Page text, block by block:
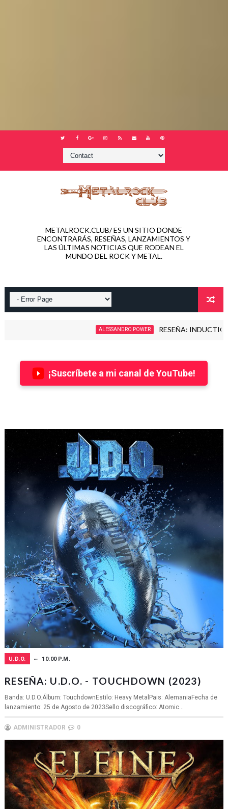
METALROCK.CLUB/ ES UN SITIO DONDE
ENCONTRARÁS, RESEÑAS, LANZAMIENTOS Y
LAS ÚLTIMAS NOTICIAS QUE RODEAN EL
MUNDO DEL ROCK Y METAL.
ALESSANDRO POWER RESEÑA: INDUCTION -
¡Suscríbete a mi canal de YouTube!
U.D.O. 10:00 P.M.
RESEÑA: U.D.O. - TOUCHDOWN (2023)
Banda: U.D.O.Álbum: TouchdownEstilo: Heavy MetalPais: AlemaniaFecha de
lanzamiento: 25 de Agosto de 2023Sello discográfico: Atomic...
ADMINISTRADOR 0